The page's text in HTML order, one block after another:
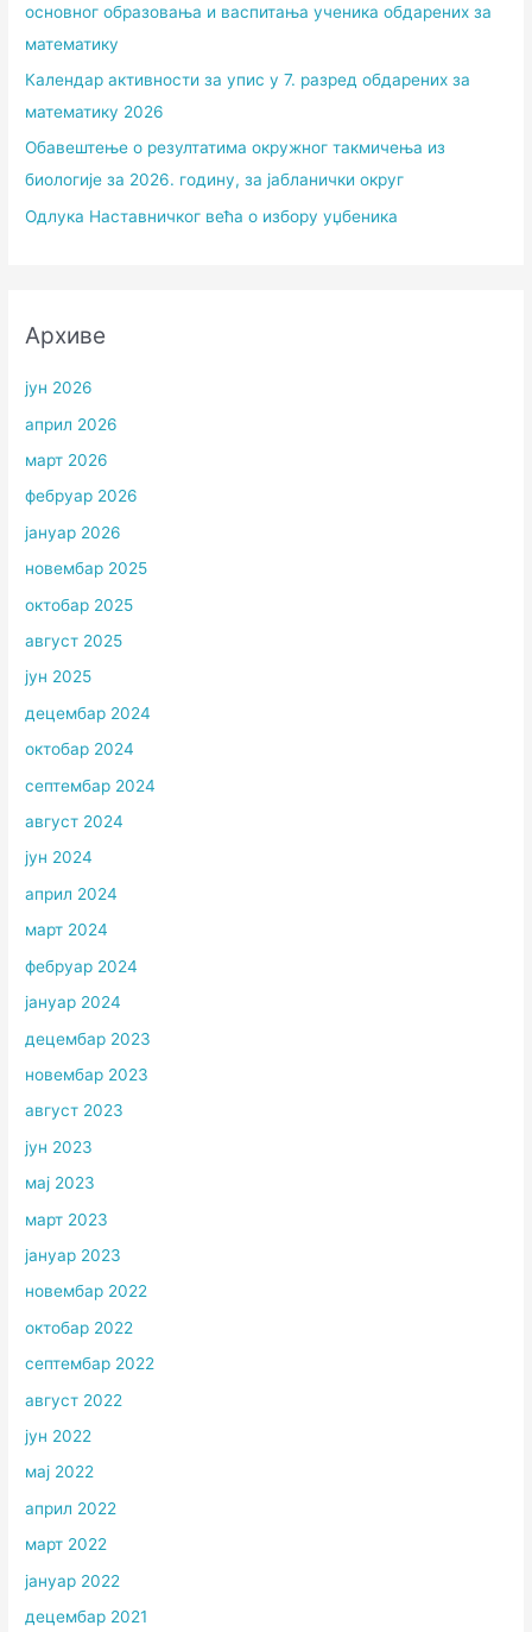
основног образовања и васпитања ученика обдарених за
математику
Календар активности за упис у 7. разред обдарених за
математику 2026
Обавештење о резултатима окружног такмичења из
биологије за 2026. годину, за јабланички округ
Одлука Наставничког већа о избору уџбеника
Архиве
јун 2026
април 2026
март 2026
фебруар 2026
јануар 2026
новембар 2025
октобар 2025
август 2025
јун 2025
децембар 2024
октобар 2024
септембар 2024
август 2024
јун 2024
април 2024
март 2024
фебруар 2024
јануар 2024
децембар 2023
новембар 2023
август 2023
јун 2023
мај 2023
март 2023
јануар 2023
новембар 2022
октобар 2022
септембар 2022
август 2022
јун 2022
мај 2022
април 2022
март 2022
јануар 2022
децембар 2021